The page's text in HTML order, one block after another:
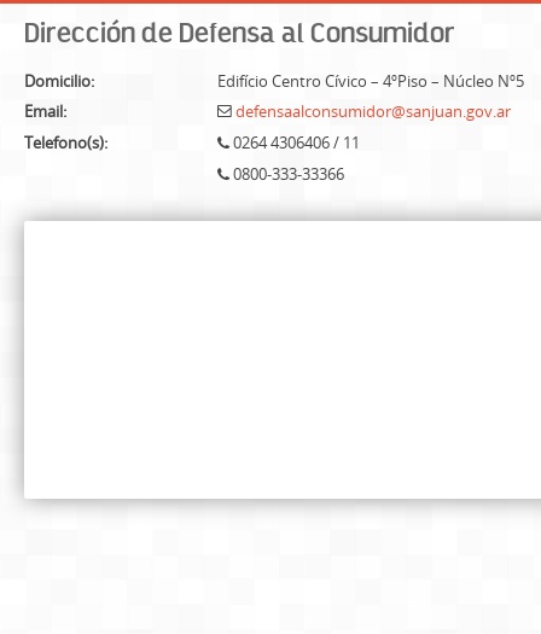
Dirección de Defensa al Consumidor
Domicilio:
Edifício Centro Cívico – 4ºPiso – Núcleo Nº5
Email:
defensaalconsumidor@sanjuan.gov.ar
Telefono(s):
0264 4306406 / 11
0800-333-33366